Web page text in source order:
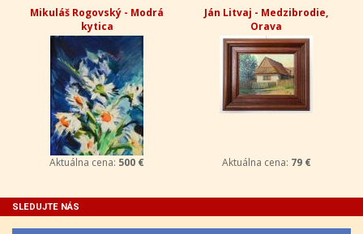
Mikuláš Rogovský - Modrá
kytica
Aktuálna cena: 500 €
Ján Litvaj - Medzibrodie,
Orava
Aktuálna cena: 79 €
SLEDUJTE NÁS